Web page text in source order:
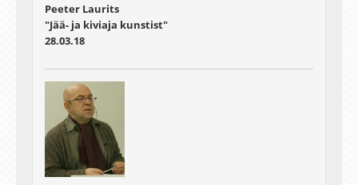
Peeter Laurits
"Jää- ja kiviaja kunstist"
28.03.18